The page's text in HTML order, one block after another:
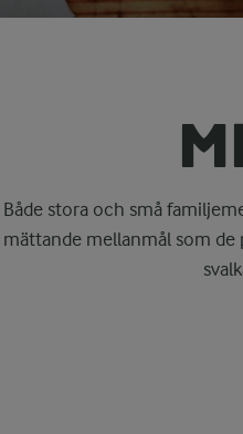
Både stora och små
mättande mellanmål som de